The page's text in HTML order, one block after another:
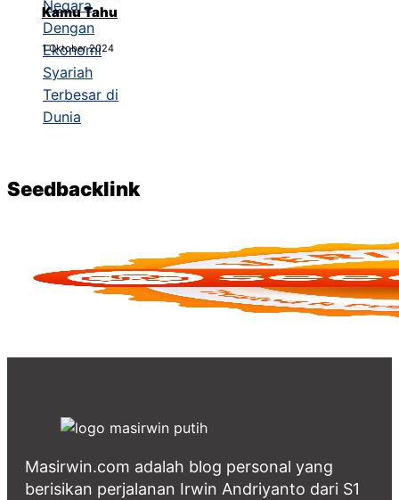
Kamu Tahu
1 Oktober 2024
Seedbacklink
Masirwin.com adalah blog personal yang
berisikan perjalanan Irwin Andriyanto dari S1